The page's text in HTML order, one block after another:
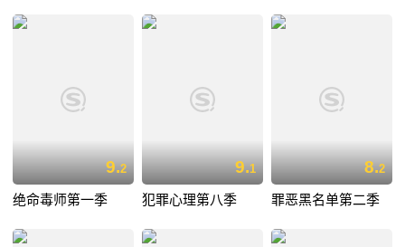
9.2
绝命毒师第一季
9.1
犯罪心理第八季
8.2
罪恶黑名单第二季